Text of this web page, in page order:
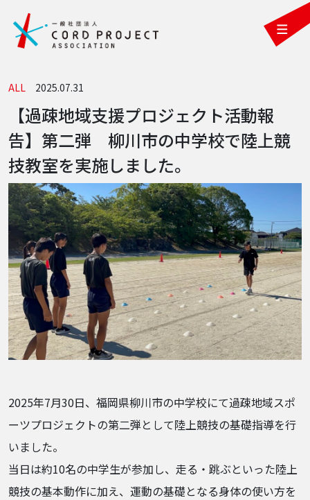
ALL 2025.07.31
【過疎地域支援プロジェクト活動報
告】第二弾 柳川市の中学校で陸上競
技教室を実施しました。
2025年7月30日、福岡県柳川市の中学校にて過疎地域スポ
ーツプロジェクトの第二弾として陸上競技の基礎指導を行
いました。
当日は約10名の中学生が参加し、走る・跳ぶといった陸上
競技の基本動作に加え、運動の基礎となる身体の使い方を